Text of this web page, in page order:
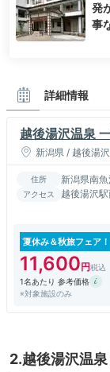
発
事
詳細情報
越後湯沢温泉
新潟県 / 越後湯
住所 新潟県南
アクセス
越後湯沢
夏休み＆秋旅フェア！
11,600
1名あたり 参考価格
※対象施設のみ
2.越後湯沢温